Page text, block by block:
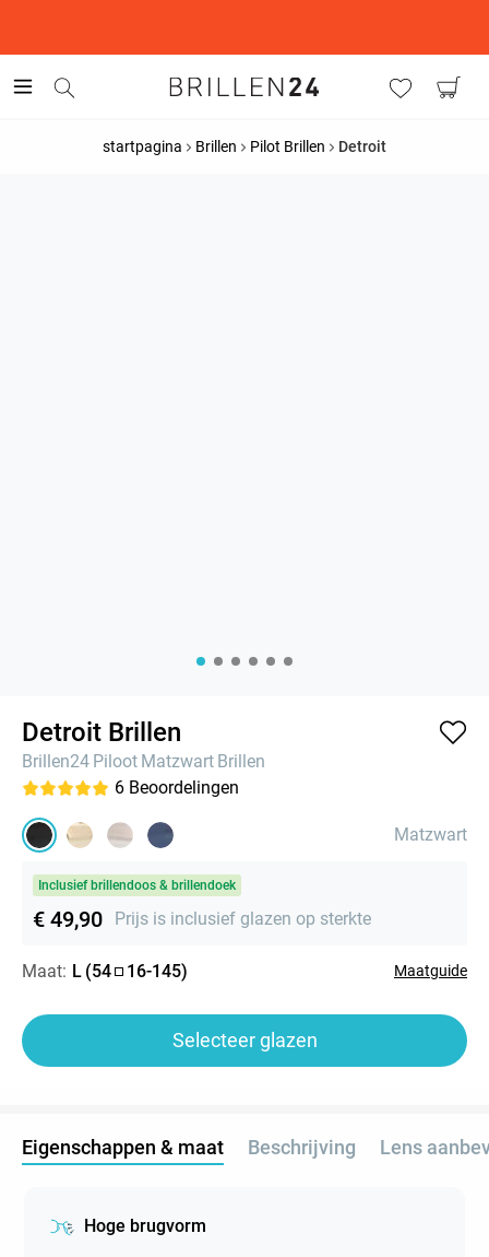
startpagina Brillen Pilot Brillen Detroit
Detroit Brillen
Brillen24 Piloot Matzwart Brillen
6 Beoordelingen
Matzwart
Inclusief brillendoos & brillendoek
€ 49,90 Prijs is inclusief glazen op sterkte
Maat: L (54 16-145) Maatguide
Selecteer glazen
Eigenschappen & maat Beschrijving Lens
Hoge brugvorm